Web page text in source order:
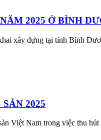
2025 Ở BÌNH
xây dựng tại tỉnh Bình
2025
Việt Nam trong việc thu